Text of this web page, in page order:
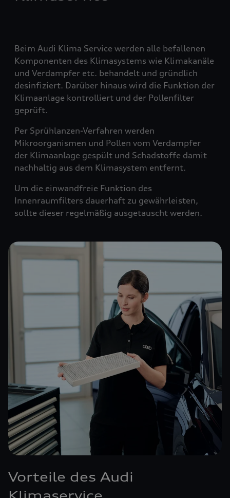
Beim Audi Klima Service werden alle befallenen
Komponenten des Klimasystems wie Klimakanäle
und Verdampfer etc. behandelt und gründlich
desinfiziert. Darüber hinaus wird die Funktion der
Klimaanlage kontrolliert und der Pollenfilter
geprüft.
Per Sprühlanzen-Verfahren werden
Mikroorganismen und Pollen vom Verdampfer
der Klimaanlage gespült und Schadstoffe damit
nachhaltig aus dem Klimasystem entfernt.
Um die einwandfreie Funktion des
Innenraumfilters dauerhaft zu gewährleisten,
sollte dieser regelmäßig ausgetauscht werden.
Vorteile des Audi